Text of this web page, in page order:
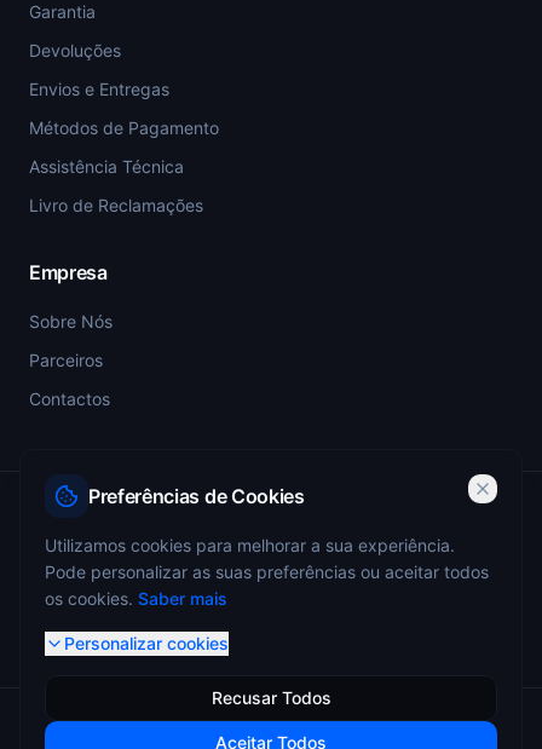
Garantia
Devoluções
Envios e Entregas
Métodos de Pagamento
Assistência Técnica
Livro de Reclamações
Empresa
Sobre Nós
Parceiros
Contactos
ANEPC — Portaria 773/2009 — Registo nº 4349
© 2026 Miguel Monteiro - Sistemas de Segurança. Todos os
Preferências de Cookies
Utilizamos cookies para melhorar a sua experiência.
Pode personalizar as suas preferências ou aceitar todos
os cookies. Saber mais
Personalizar cookies
Recusar Todos
Aceitar Todos